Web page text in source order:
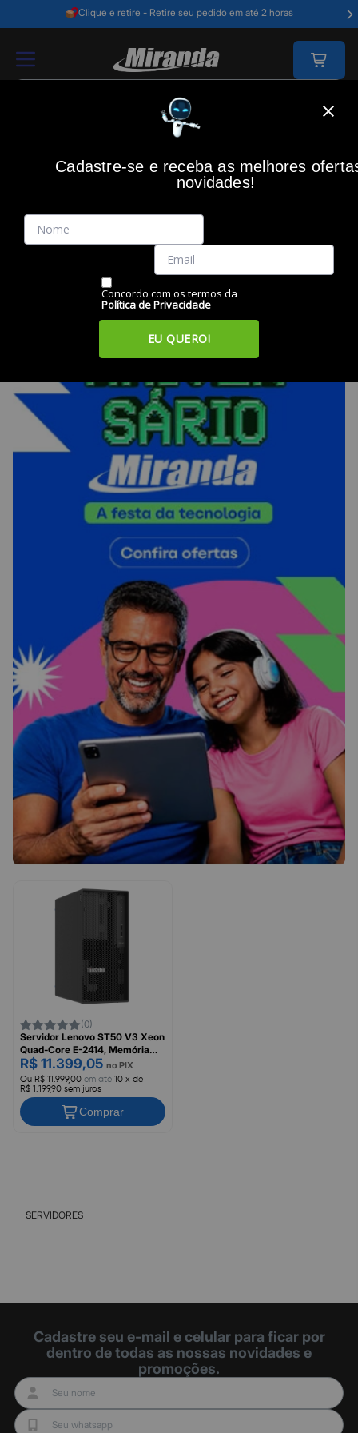
Clique e retire - Retire seu pedido em até 2 horas
SERVIDORES
(0)
Servidor Lenovo ST50 V3 Xeon
Quad-Core E-2414, Memória
16GB, HD 2TB, Sem Sistema -
7DF4A00UBR
R$ 11.399,05 no PIX
Ou R$ 11.999,00 em até 10 x de
R$ 1.199,90 sem juros
Comprar
SERVIDORES
Cadastre seu e-mail e celular para ficar por
dentro de todas as nossas novidades e
promoções.
Cadastre-se e receba as melhores
novidades!
Concordo com os termos da
Política de Privacidade
EU QUERO!